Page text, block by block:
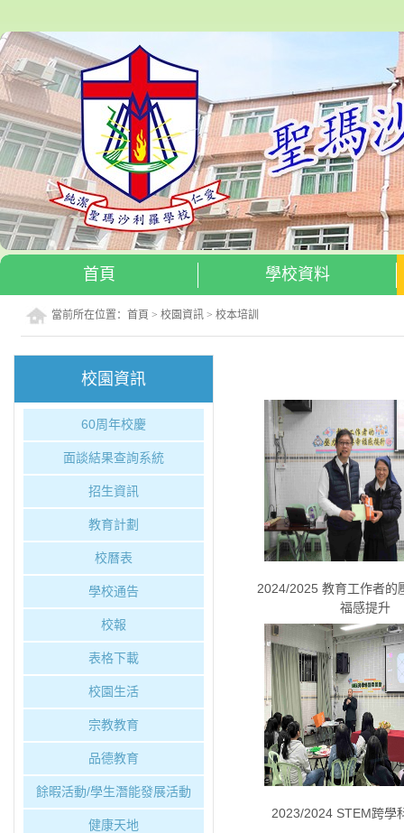
首頁 學校資料
當前所在位置：首頁 >校園資訊 >校本培訓
校園資訊
60周年校慶
面談結果查詢系統
招生資訊
教育計劃
校曆表
學校通告
校報
表格下載
校園生活
宗教教育
品德教育
餘暇活動/學生潛能發展活動
健康天地
2024/2025 教育工作者的
福感提升
2023/2024 STEM跨學